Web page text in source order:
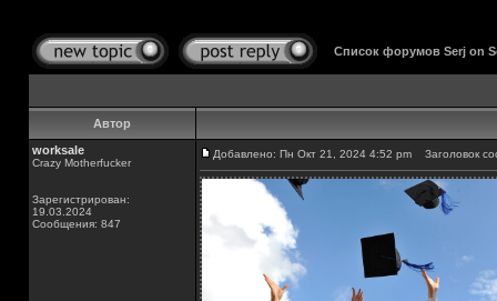
Список форумов Serj on
Автор
worksale
Crazy Motherfucker
Зарегистрирован:
19.03.2024
Сообщения: 847
Добавлено: Пн Окт 21, 2024 4:52 pm Заголовок